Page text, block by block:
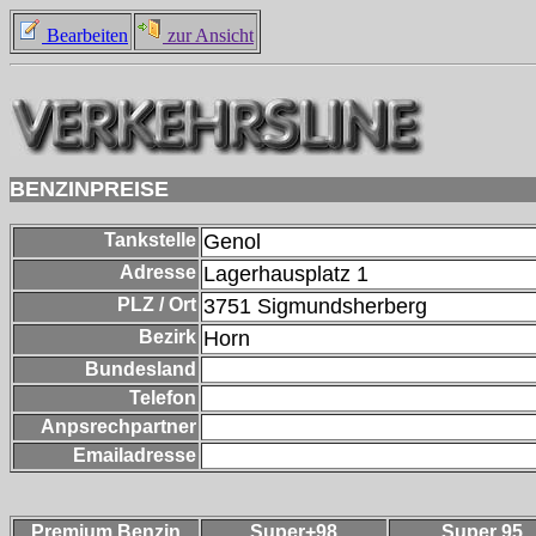
Bearbeiten zur Ansicht
BENZINPREISE
Tankstelle Genol
Adresse Lagerhausplatz 1
PLZ / Ort 3751 Sigmundsherberg
Bezirk Horn
Bundesland
Telefon
Anpsrechpartner
Emailadresse
Premium Benzin Super+98 Super 95